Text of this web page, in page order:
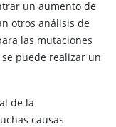
un aumento de
otros análisis de
las mutaciones
puede realizar un
de la
causas